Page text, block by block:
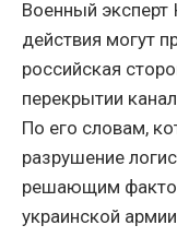
Военный эксперт
действия могут
российская
перекрытии
По его словам,
разрушение
решающим
украинской